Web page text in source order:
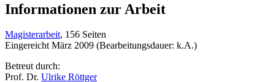
Informationen zur Arbeit
Magisterarbeit, 156 Seiten
Eingereicht März 2009 (Bearbeitungsdauer: k.A.)
Betreut durch:
Prof. Dr. Ulrike Röttger